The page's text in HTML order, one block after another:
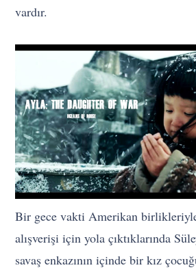
vardır.
Bir gece vakti Amerikan
alışverişi için yola çıktıklarında
savaş enkazının içinde bir kız